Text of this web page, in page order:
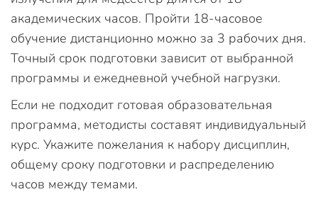
академических часов. Пройти 18-часовое
обучение дистанционно можно за 3 рабочих дня.
Точный срок подготовки зависит от выбранной
программы и ежедневной учебной нагрузки.
Если не подходит готовая образовательная
программа, методисты составят индивидуальный
курс. Укажите пожелания к набору дисциплин,
общему сроку подготовки и распределению
часов между темами.